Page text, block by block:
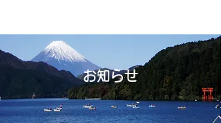
お知らせ